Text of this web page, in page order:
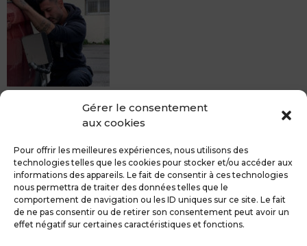
Gérer le consentement
aux cookies
Pour offrir les meilleures expériences, nous utilisons des
technologies telles que les cookies pour stocker et/ou accéder aux
informations des appareils. Le fait de consentir à ces technologies
nous permettra de traiter des données telles que le
comportement de navigation ou les ID uniques sur ce site. Le fait
de ne pas consentir ou de retirer son consentement peut avoir un
effet négatif sur certaines caractéristiques et fonctions.
peinture, sans rendez-vous mais Avec le sourire :)
du débosselage vous accueille sans rendez-...
MDCS GROUPE
Mentions légales